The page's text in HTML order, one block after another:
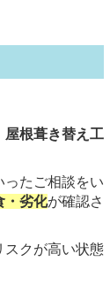
屋根葺き替え工
ったご相談をい
・劣化が確認さ
スクが高い状態